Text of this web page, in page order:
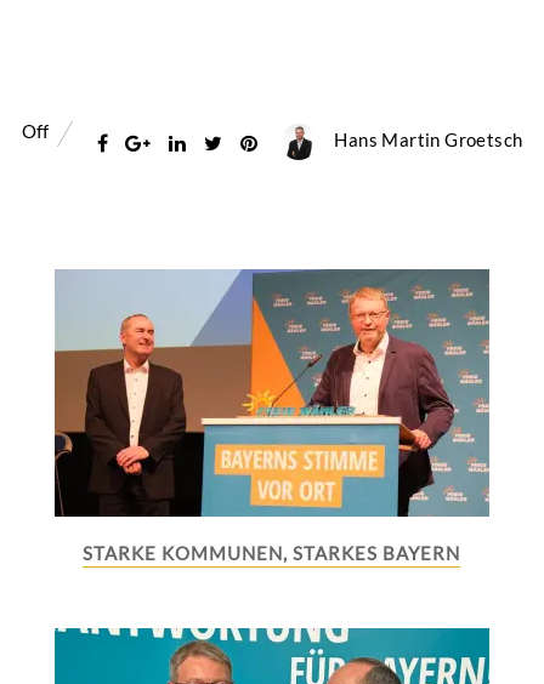
Off Hans Martin Groetsch
STARKE KOMMUNEN, STARKES BAYERN